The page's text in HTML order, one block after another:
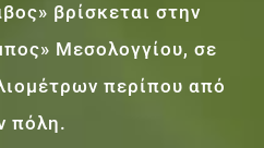
βρίσκεται στην
Μεσολογγίου, σε
περίπου από
πόλη.